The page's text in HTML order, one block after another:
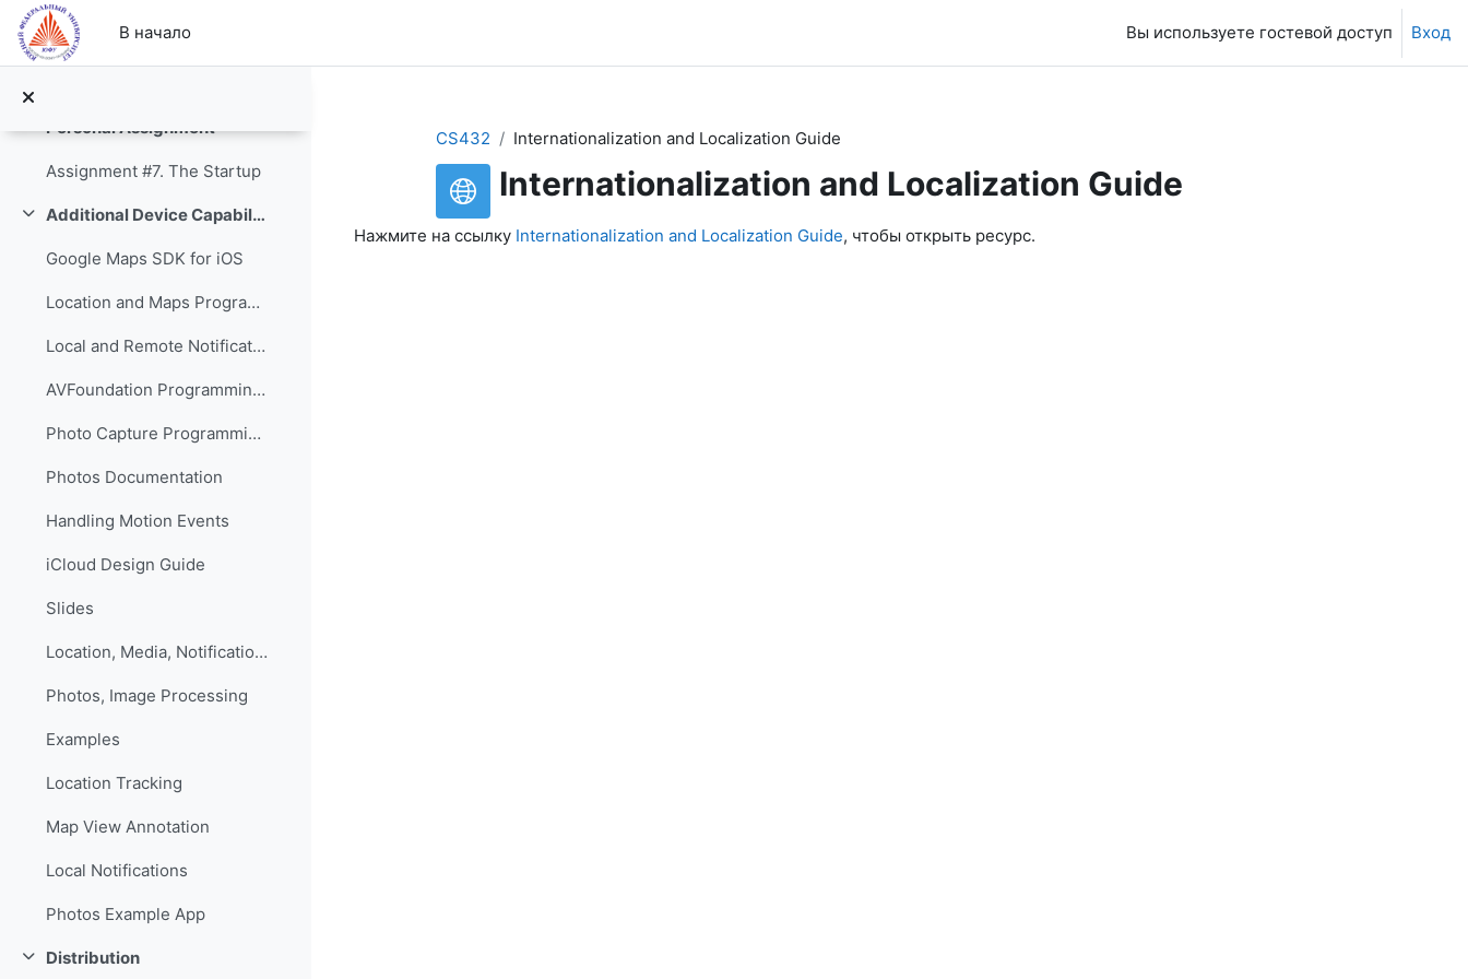
Перейти к основному содержанию
В начало
Вы используете гостевой доступ Вход
Notes with Core Data
Свернуть
Personal Assignment
Assignment #7. The Startup
Свернуть Additional Device Capabilities
Google Maps SDK for iOS
Location and Maps Programming Guide
Local and Remote Notification Programming Guide
AVFoundation Programming Guide
Photo Capture Programming Guide
Photos Documentation
Handling Motion Events
iCloud Design Guide
Slides
Location, Media, Notifications
Photos, Image Processing
Examples
Location Tracking
Map View Annotation
Local Notifications
Photos Example App
Свернуть
Distribution
CS432 Internationalization and Localization Guide
Internationalization and Localization Guide
Нажмите на ссылку Internationalization and Localization Guide, чтобы открыть ресурс.